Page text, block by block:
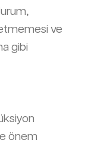
ve
gibi
önem